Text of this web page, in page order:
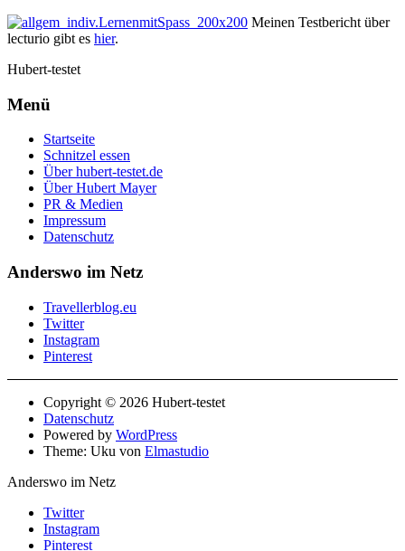
Meinen Testbericht über
lecturio gibt es hier.
Hubert-testet
Menü
Startseite
Schnitzel essen
Über hubert-testet.de
Über Hubert Mayer
PR & Medien
Impressum
Datenschutz
Anderswo im Netz
Travellerblog.eu
Twitter
Instagram
Pinterest
Copyright © 2026 Hubert-testet
Datenschutz
Powered by WordPress
Theme: Uku von Elmastudio
Anderswo im Netz
Twitter
Instagram
Pinterest